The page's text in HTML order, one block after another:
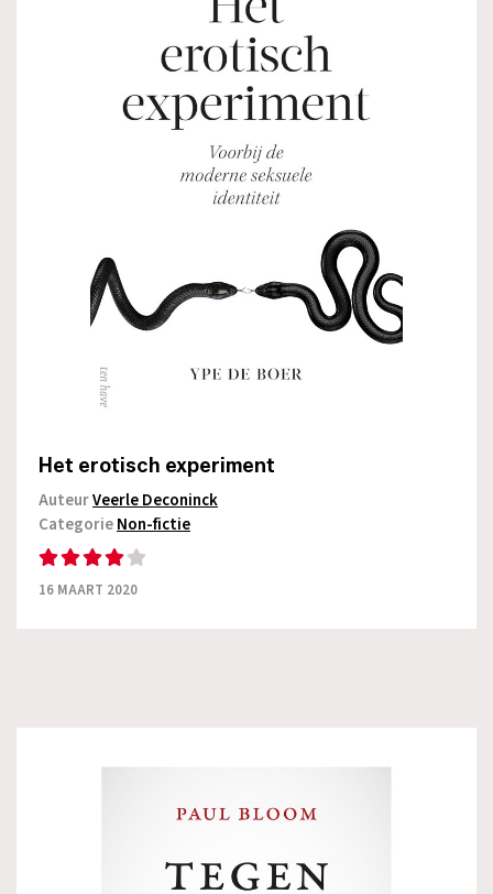
Het erotisch experiment
AuteurVeerle Deconinck
CategorieNon-fictie
16 MAART 2020